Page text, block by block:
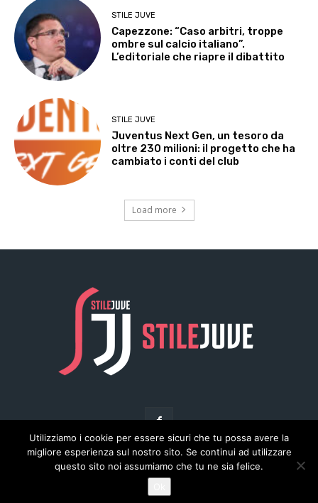
STILE JUVE
Capezzone: “Caso arbitri, troppe
ombre sul calcio italiano”.
L’editoriale che riapre il dibattito
STILE JUVE
Juventus Next Gen, un tesoro da
oltre 230 milioni: il progetto che ha
cambiato i conti del club
Load more
Arena del Calcio
Utilizziamo i cookie per essere sicuri che tu possa avere la
migliore esperienza sul nostro sito. Se continui ad utilizzare
questo sito noi assumiamo che tu ne sia felice.